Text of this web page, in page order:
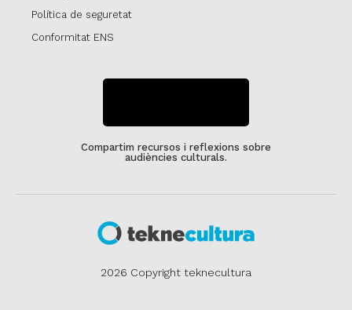
Política de seguretat
Conformitat ENS
Compartim recursos i reflexions sobre
audiències culturals.
2026 Copyright teknecultura